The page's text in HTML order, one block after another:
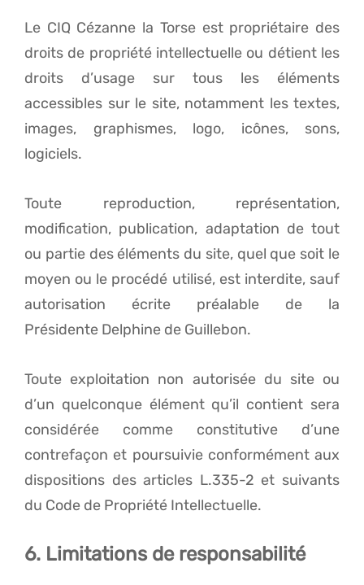
Le CIQ Cézanne la Torse est propriétaire des
droits de propriété intellectuelle ou détient les
droits d’usage sur tous les éléments
accessibles sur le site, notamment les textes,
images, graphismes, logo, icônes, sons,
logiciels.
Toute reproduction, représentation,
modification, publication, adaptation de tout
ou partie des éléments du site, quel que soit le
moyen ou le procédé utilisé, est interdite, sauf
autorisation écrite préalable de la
Présidente Delphine de Guillebon.
Toute exploitation non autorisée du site ou
d’un quelconque élément qu’il contient sera
considérée comme constitutive d’une
contrefaçon et poursuivie conformément aux
dispositions des articles L.335-2 et suivants
du Code de Propriété Intellectuelle.
6. Limitations de responsabilité